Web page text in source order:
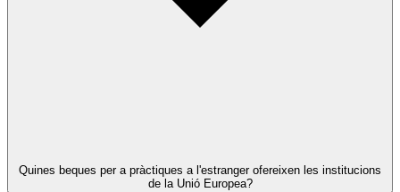
Quines beques per a pràctiques a l'estranger ofereixen les institucions
de la Unió Europea?